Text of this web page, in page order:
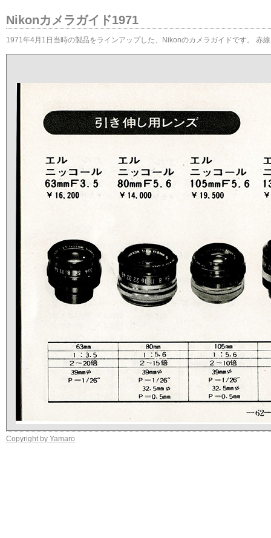
Nikonカメラガイド1971
1971年4月1日当時の製品をラインアップした、Nikonのカメラガイドです。 赤
Copyright by Yamaro